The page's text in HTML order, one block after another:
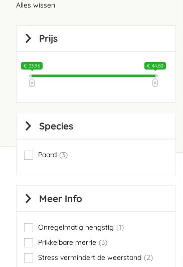
Alles wissen
Prijs
€ 33,96 € 44,60
Species
Paard 3
items
Meer Info
Onregelmatig hengstig 1
item
Prikkelbare merrie
3
items
Stress vermindert de weerstand
2
items